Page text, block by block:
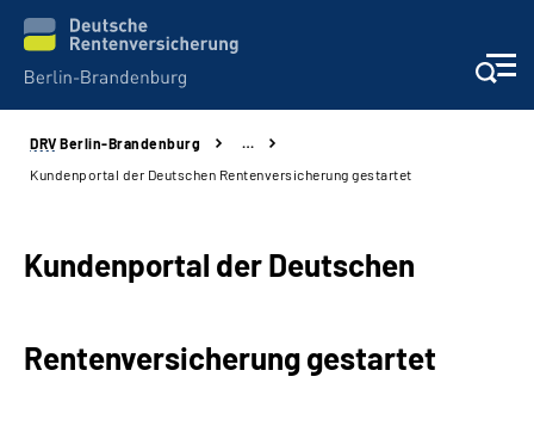
Aktuelles
Presse
DRV Berlin-Brandenburg
…
Kundenportal der Deutschen Rentenversicherung gestartet
Kundenportal der Deutschen
Rentenversicherung gestartet